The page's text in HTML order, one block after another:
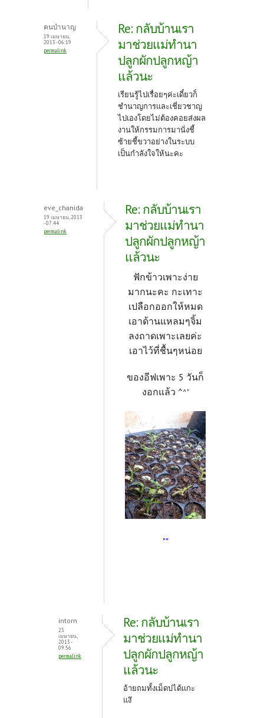
คนบำนาญ
19 เมษายน,
2013 - 06:19
permalink
Re: กลับบ้านเรา
มาช่วยแม่ทำนา
ปลูกผักปลูกหญ้า
แล้วนะ
เรียนรู้ไปเรื่อยๆค่ะเดี๋ยวก็
ชำนาญการและเชี่ยวชาญ
ไปเองโดยไม่ต้องคอยส่งผล
งานให้กรรมการมานั่งชี้
ซ้ายชี้ขวาอย่างในระบบ
เป็นกำลังใจให้นะคะ
eve_chanida
19 เมษายน, 2013
- 07:44
permalink
Re: กลับบ้านเรา
มาช่วยแม่ทำนา
ปลูกผักปลูกหญ้า
แล้วนะ
ฟักข้าวเพาะง่าย
มากนะคะ กะเทาะ
เปลือกออกให้หมด
เอาด้านแหลมๆจิ้ม
ลงถาดเพาะเลยค่ะ
เอาไว้ที่ชื้นๆหน่อย
ของอีฟเพาะ 5 วันก็
งอกแล้ว ^^"
""
intorn
23
เมษายน,
2013 -
09:56
permalink
Re: กลับบ้านเรา
มาช่วยแม่ทำนา
ปลูกผักปลูกหญ้า
แล้วนะ
อ้ายถมทั้งเม็ดบ่ได้แกะ
แง๊